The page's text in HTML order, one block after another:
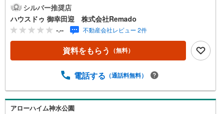
【九州No.1の実績】「どこで買うか」で、不動産購入の満
足度は変わります家探しは、物件探し以上に「パートナー
選び」が重要！熊本エリアを知り尽くした私たちが、物件
探しから資金計画、引き渡しまでトータルサポートします
【購入総額の限界へ挑戦】売主様への価格交渉も弊社の得
意分野です！さらにオプション費用（エアコン、網戸、太
円以上差が出ることも もっと安く買えるのでは？そんな悩
OK！一度ご相談ください！【効率的に一気見！内覧ツア
ー】熊本県全域の気になる物件を全て当社でご内覧いただ
シルバー推奨店
ハウスドゥ 御幸田迎 株式会社Remado
-.-- 不動産会社レビュー 2件
資料をもらう （無料）
電話する （通話料無料）
アローハイム神水公園